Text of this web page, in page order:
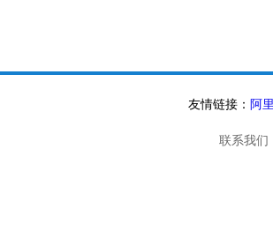
友情链接： 阿
联系我们